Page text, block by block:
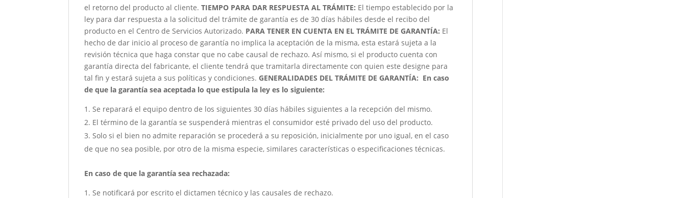
el retorno del producto al cliente.TIEMPO PARA DAR RESPUESTA AL TRÁMITE: El tiempo establecido por la
ley para dar respuesta a la solicitud del trámite de garantía es de 30 días hábiles desde el recibo del
producto en el Centro de Servicios Autorizado. PARA TENER EN CUENTA EN EL TRÁMITE DE GARANTÍA: El
hecho de dar inicio al proceso de garantía no implica la aceptación de la misma, esta estará sujeta a la
revisión técnica que haga constar que no cabe causal de rechazo. Así mismo, si el producto cuenta con
garantía directa del fabricante, el cliente tendrá que tramitarla directamente con quien este designe para
tal fin y estará sujeta a sus políticas y condiciones.GENERALIDADES DEL TRÁMITE DE GARANTÍA: En caso
de que la garantía sea aceptada lo que estipula la ley es lo siguiente:
Se reparará el equipo dentro de los siguientes 30 días hábiles siguientes a la recepción del mismo.
El término de la garantía se suspenderá mientras el consumidor esté privado del uso del producto.
Solo si el bien no admite reparación se procederá a su reposición, inicialmente por uno igual, en el caso
de que no sea posible, por otro de la misma especie, similares características o especificaciones técnicas.
En caso de que la garantía sea rechazada:
Se notificará por escrito el dictamen técnico y las causales de rechazo.